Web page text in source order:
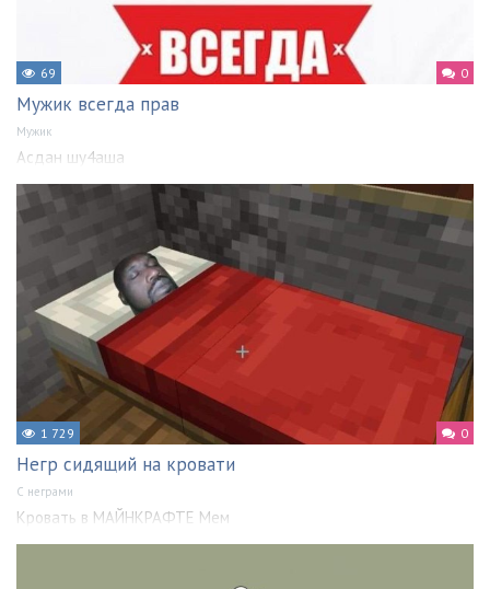
69 0
Мужик всегда прав
Мужик
Асдан шу4аша
1 729 0
Негр сидящий на кровати
С неграми
Кровать в МАЙНКРАФТЕ Мем